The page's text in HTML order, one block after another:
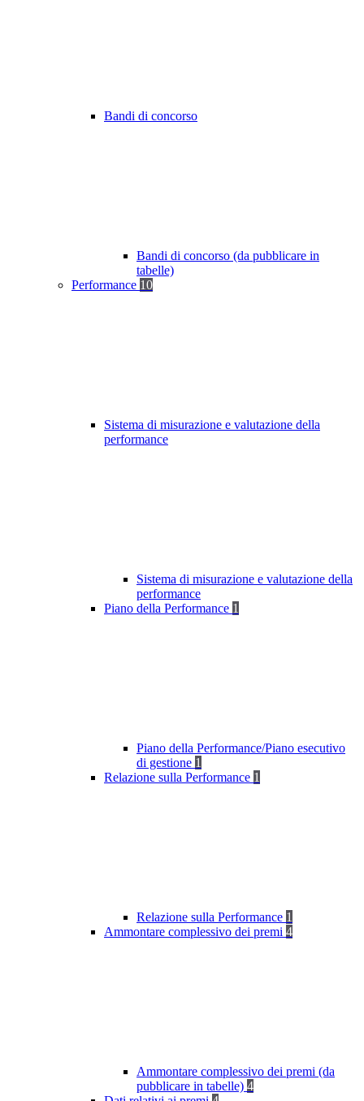
Bandi di concorso
Bandi di concorso (da pubblicare in
tabelle)
Performance 10
Sistema di misurazione e valutazione della
performance
Sistema di misurazione e valutazione della
performance
Piano della Performance 1
Piano della Performance/Piano esecutivo
di gestione 1
Relazione sulla Performance 1
Relazione sulla Performance 1
Ammontare complessivo dei premi 4
Ammontare complessivo dei premi (da
pubblicare in tabelle) 4